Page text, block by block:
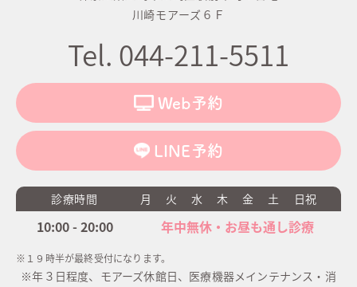
川崎モアーズ６Ｆ
Tel. 044-211-5511
Web予約
LINE予約
診療時間 月 火 水 木 金 土 日祝
10:00 - 20:00 年中無休・お昼も通し診療
※１９時半が最終受付になります。
※年３日程度、モアーズ休館日、医療機器メインテナンス・消